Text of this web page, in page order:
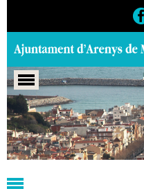
Portada > Regidories >